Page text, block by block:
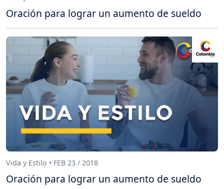
Oración para lograr un aumento de sueldo
Vida y Estilo • FEB 23 / 2018
Oración para lograr un aumento de sueldo